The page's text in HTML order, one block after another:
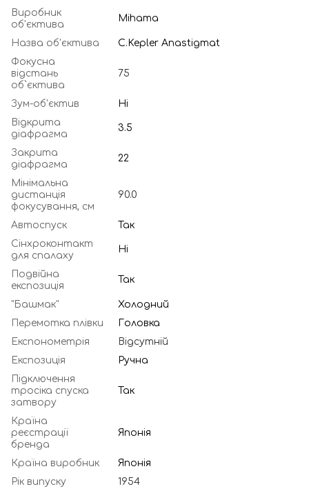
Виробник
об'єктива
Mihama
Назва об'єктива
C.Kepler Anastigmat
Фокусна
відстань
об`єктива
75
Зум-об'єктив
Ні
Відкрита
діафрагма
3.5
Закрита
діафрагма
22
Мінімальна
дистанція
фокусування, см
90.0
Автоспуск
Так
Сінхроконтакт
для спалаху
Ні
Подвійна
експозиція
Так
"Башмак"
Холодний
Перемотка плівки
Головка
Експонометрія
Відсутній
Експозиція
Ручна
Підключення
тросіка спуска
затвору
Так
Країна
реєстрації
бренда
Японія
Країна виробник
Японія
Рік випуску
1954